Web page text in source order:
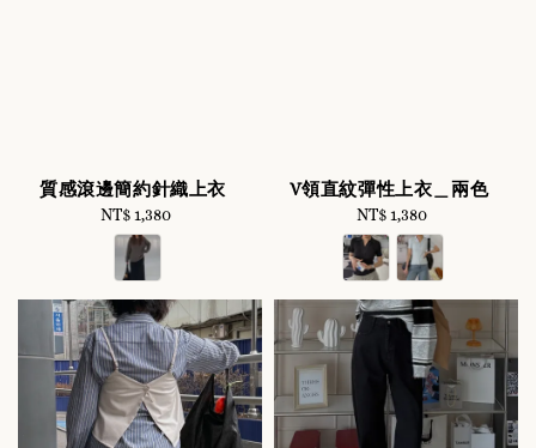
質感滾邊簡約針織上衣
Regular
price
NT$ 1,380
V領直紋彈性上衣＿兩色
Regular
price
NT$ 1,380